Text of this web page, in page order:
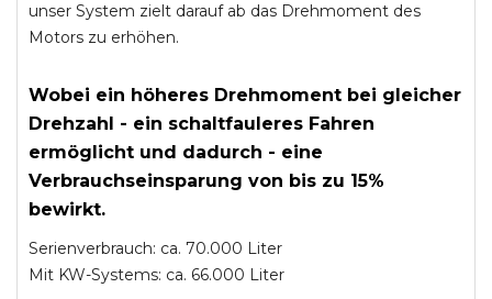
unser System zielt darauf ab das Drehmoment des
Motors zu erhöhen.
Wobei ein höheres Drehmoment bei gleicher
Drehzahl - ein schaltfauleres Fahren
ermöglicht und dadurch - eine
Verbrauchseinsparung von bis zu 15%
bewirkt.
Serienverbrauch: ca. 70.000 Liter
Mit KW-Systems: ca. 66.000 Liter